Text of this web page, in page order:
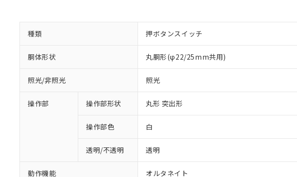
種類 押ボタンスイッチ
胴体形状 丸胴形(φ22/25mm共用)
照光/非照光 照光
操作部 操作部形状 丸形 突出形
操作部色 白
透明/不透明 透明
動作機能 オルタネイト